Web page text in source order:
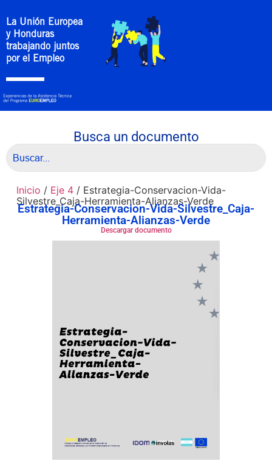
La Unión Europea
y Honduras
trabajando juntos
por el Empleo
Busca un documento
Inicio / Eje 4/ Estrategia-Conservacion-Vida-
Silvestre_Caja-Herramienta-Alianzas-Verde
Estrategia-Conservacion-Vida-Silvestre_Caja-
Herramienta-Alianzas-Verde
Descargar documento